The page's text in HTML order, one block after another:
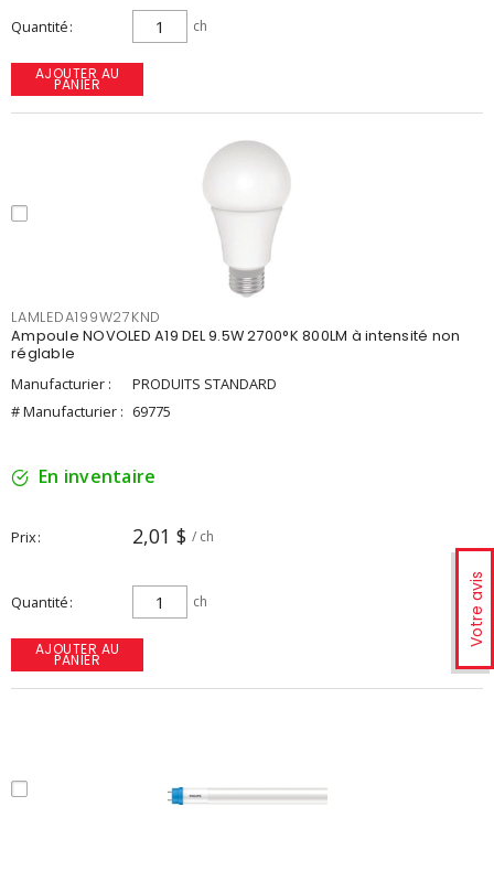
Votre avis
Quantité ch
AJOUTER AU
PANIER
LAMLEDA199W27KND
Ampoule NOVOLED A19 DEL 9.5W 2700°K 800LM à intensité non
réglable
Manufacturier :
PRODUITS STANDARD
# Manufacturier : 69775
En inventaire
Prix 2,01 $ / ch
Quantité ch
AJOUTER AU
PANIER